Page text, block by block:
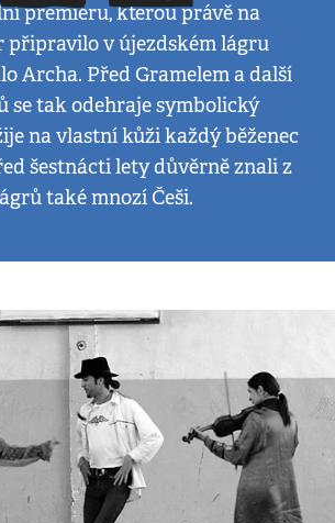
premiéru, kterou právě na
připravilo v újezdském lágru
Archa. Před Gramelem a další
se tak odehraje symbolický
na vlastní kůži každý běženec
šestnácti lety důvěrně znali z
také mnozí Češi.